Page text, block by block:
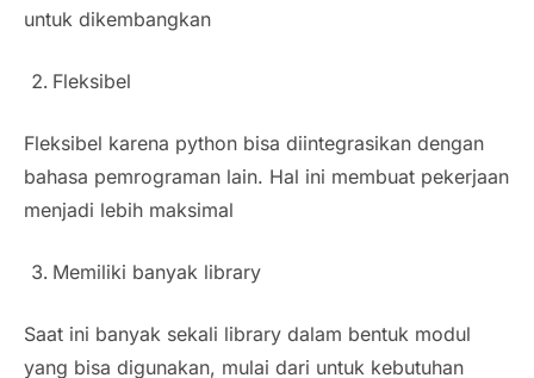
untuk dikembangkan
Fleksibel
Fleksibel karena python bisa diintegrasikan dengan
bahasa pemrograman lain. Hal ini membuat pekerjaan
menjadi lebih maksimal
Memiliki banyak library
Saat ini banyak sekali library dalam bentuk modul
yang bisa digunakan, mulai dari untuk kebutuhan